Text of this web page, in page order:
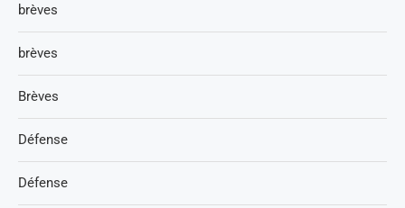
brèves
brèves
Brèves
Défense
Défense